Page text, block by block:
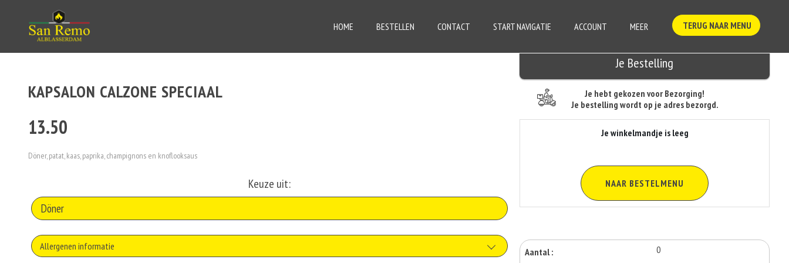
HOME BESTELLEN CONTACT START NAVIGATIE ACCOUNT MEER TERUG NAAR MENU
KAPSALON CALZONE SPECIAAL
13.50
Döner, patat, kaas, paprika, champignons en knoflooksaus
Keuze uit:
Allergenen informatie
Je hebt gekozen voor Bezorging!
Je bestelling wordt op je adres bezorgd.
Je winkelmandje is leeg
NAAR BESTELMENU
Aantal : 0
Je Bestelling